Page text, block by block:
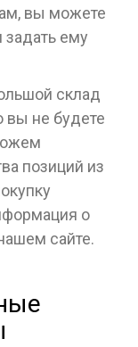
вы можете
задать ему
склад
вы не будете
позиций из
о
сайте.